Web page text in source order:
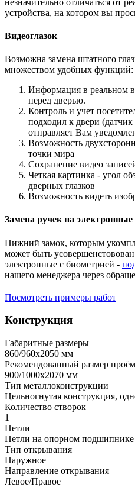
устройства, на котором вы
Видеоглазок
Возможна замена штатного
множеством удобных функций:
Информация в реальном
перед дверью.
Контроль и учет
подходил к двери
отправляет Вам
Возможность
точки мира
Сохранение видео
Четкая картинка - угол
дверных глазков
Возможность видеть
Замена ручек на электронные
Нижний замок, которым
может быть
электронные с биометрией -
нашего менеджера через
Посмотреть примеры работ
Конструкция
Габаритные размеры
860/960х2050 мм
Рекомендованный размер
900/1000х2070 мм
Тип металлоконструкции
Цельногнутая конструкция,
Количество створок
1
Петли
Петли на опорном
Тип открывания
Наружное
Направление открывания
Левое/Правое